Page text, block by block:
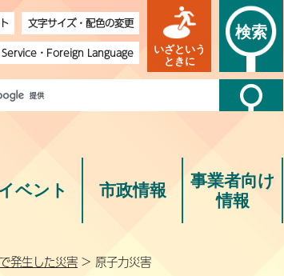
文字サイズ・配色の変更
・ Foreign Language
いざという
ときに
検索
ベント 市政情報
事業者向け
情報
発生した災害 > 原子力災害